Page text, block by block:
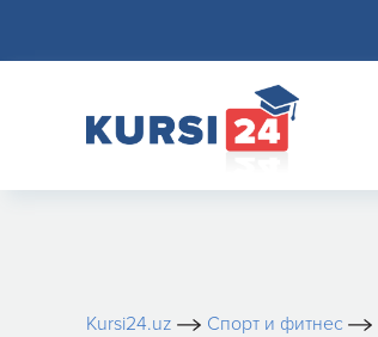
Kursi24.uz Спорт и фитнес